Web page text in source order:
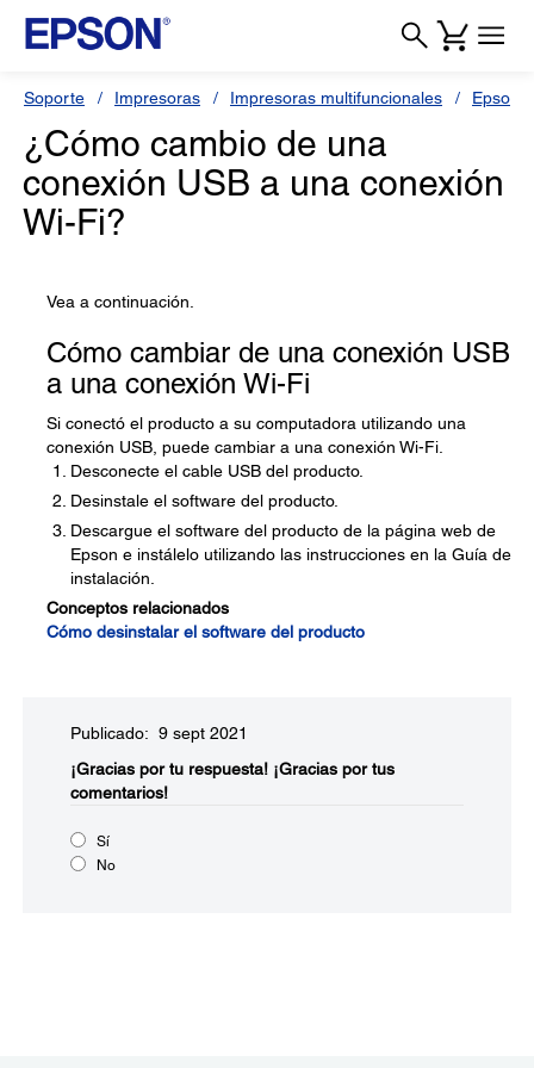
Soporte Impresoras Impresoras multifuncionales Epson L
¿Cómo cambio de una
conexión USB a una conexión
Wi-Fi?
Vea a continuación.
Cómo cambiar de una conexión USB
a una conexión Wi-Fi
Si conectó el producto a su computadora utilizando una
conexión USB, puede cambiar a una conexión Wi-Fi.
Desconecte el cable USB del producto.
Desinstale el software del producto.
Descargue el software del producto de la página web de
Epson e instálelo utilizando las instrucciones en la Guía de
instalación.
Conceptos relacionados
Cómo desinstalar el software del producto
Publicado: 9 sept 2021
¡Gracias por tu respuesta! ¡Gracias por tus
comentarios!
Sí
No